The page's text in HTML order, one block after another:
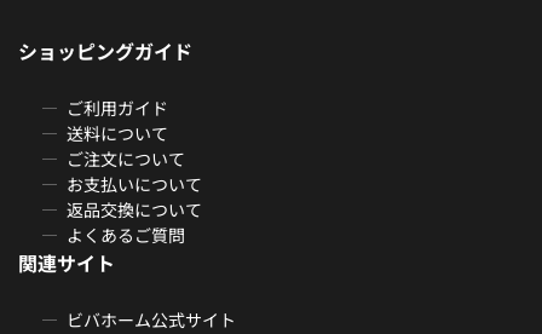
ショッピングガイド
ご利用ガイド
送料について
ご注文について
お支払いについて
返品交換について
よくあるご質問
関連サイト
ビバホーム公式サイト